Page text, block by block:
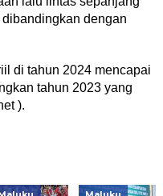
dengan
di tahun 2024 mencapai
tahun 2023 yang
).